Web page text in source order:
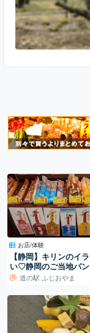
お店/体験
【静岡】キリンのイ
い♡静岡のご当地パ
ン』道の駅 ふじおやま